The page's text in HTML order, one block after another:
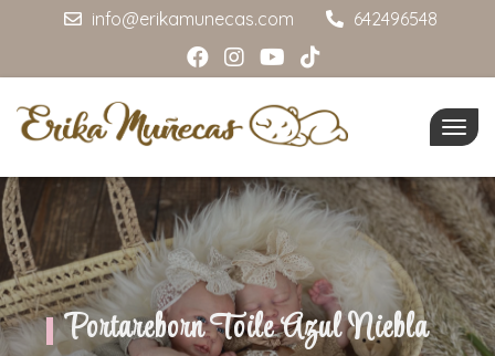
info@erikamunecas.com 642496548
Portareborn Toile Azul Niebla